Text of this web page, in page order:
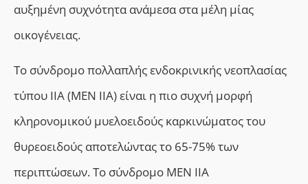
αυξημένη συχνότητα ανάμεσα στα μέλη μίας
οικογένειας.
Το σύνδρομο πολλαπλής ενδοκρινικής νεοπλασίας
τύπου IIA (ΜΕΝ IIA) είναι η πιο συχνή μορφή
κληρονομικού μυελοειδούς καρκινώματος του
θυρεοειδούς αποτελώντας το 65-75% των
περιπτώσεων. Το σύνδρομο ΜΕΝ IIA